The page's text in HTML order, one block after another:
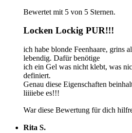
Bewertet mit 5 von 5 Sternen.
Locken Lockig PUR!!!
ich habe blonde Feenhaare, grins
lebendig. Dafür benötige
ich ein Gel was nicht klebt, was
definiert.
Genau diese Eigenschaften
liiiiebe es!!!
War diese Bewertung für dich
Rita S.